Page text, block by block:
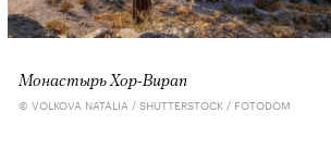
Монастырь Хор-Вирап
© VOLKOVA NATALIA / SHUTTERSTOCK / FOTODOM